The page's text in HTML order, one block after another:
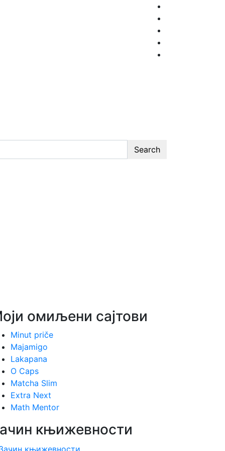
Search
омиљени сајтови
Minut priče
Majamigo
Lakapana
O Caps
Matcha Slim
Extra Next
Math Mentor
књижевности